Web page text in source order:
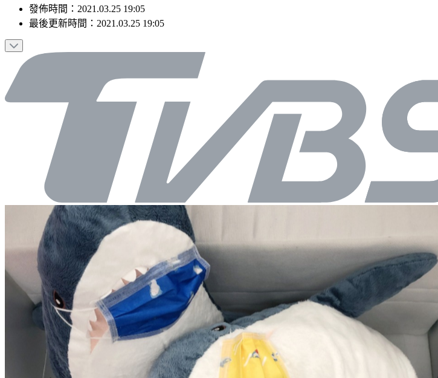
發佈時間： 2021.03.25 19:05
最後更新時間： 2021.03.25 19:05